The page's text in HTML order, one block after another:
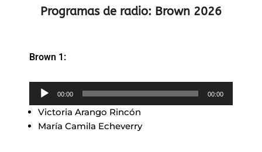
Programas de radio: Brown 2026
Brown 1:
Reproductor
audio
00:00 00:00
Victoria Arango Rincón
María Camila Echeverry